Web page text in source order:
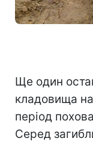
Ще один
кладовища
період
Серед